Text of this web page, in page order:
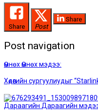
Share Post
Share
Post navigation
ӨмнөхӨмнөх мэдээ:
Хөдөөгийн сургуулиудыг
Дараагийн Дараагийн